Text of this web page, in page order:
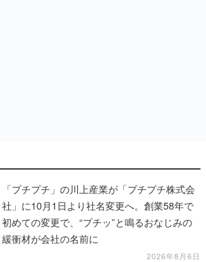
「プチプチ」の川上産業が「プチプチ株式会
社」に10月1日より社名変更へ。創業58年で
初めての変更で、“プチッ”と鳴るおなじみの
緩衝材が会社の名前に
2026年8月6日